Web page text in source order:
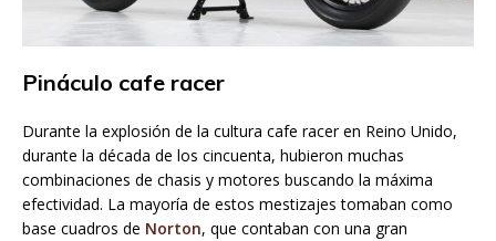
Pináculo cafe racer
Durante la explosión de la cultura cafe racer en Reino Unido,
durante la década de los cincuenta, hubieron muchas
combinaciones de chasis y motores buscando la máxima
efectividad. La mayoría de estos mestizajes tomaban como
base cuadros de Norton, que contaban con una gran